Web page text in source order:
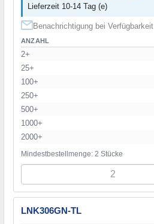
Lieferzeit 10-14 Tag (e)
Benachrichtigung bei Verfügbarkeit
ANZAHL
2+
25+
100+
250+
500+
1000+
2000+
Mindestbestellmenge: 2 Stücke
LNK306GN-TL